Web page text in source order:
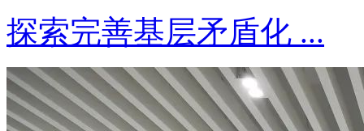
探索完善基层矛盾化 ...